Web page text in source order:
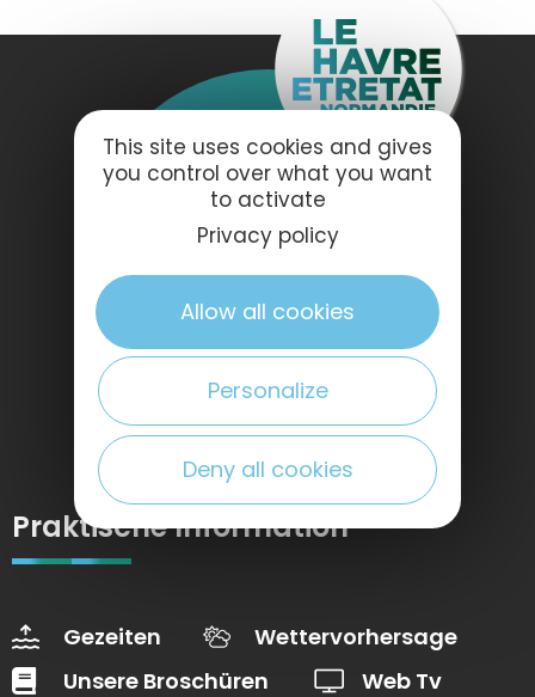
FOLGEN SIE UNS
Praktische Information
Gezeiten
Wettervorhersage
Unsere Broschüren
Web Tv
This site uses cookies and gives
you control over what you want
to activate
Privacy policy
Allow all cookies
Personalize
Deny all cookies